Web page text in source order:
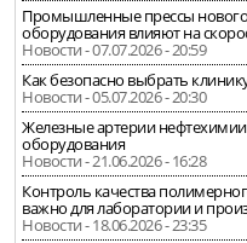
Промышленные прессы нового
оборудования влияют на
Новости - 07.07.2026 - 20:59
Как безопасно выбрать
Новости - 05.07.2026 - 20:30
Железные артерии
оборудования
Новости - 21.06.2026 - 16:28
Контроль качества
важно для лаборатории и
Новости - 18.06.2026 - 23:35